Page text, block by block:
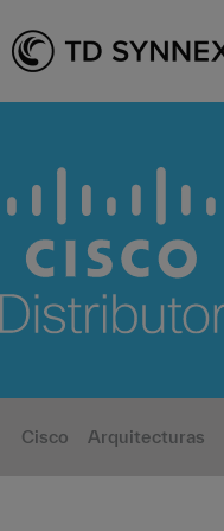
Cisco Arquitecturas